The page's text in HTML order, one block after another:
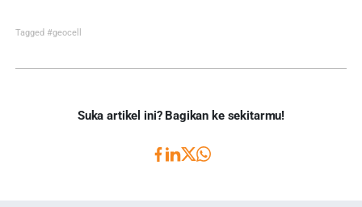
Tagged #geocell
Suka artikel ini? Bagikan ke sekitarmu!